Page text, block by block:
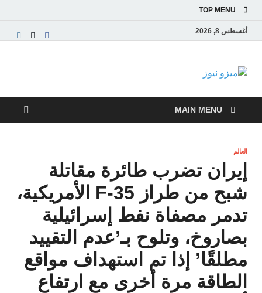
TOP MENU
أغسطس 8, 2026
ميزو نيوز
والاقتصادية
MAIN MENU
العالم
إيران تضرب طائرة مقاتلة
شبح من طراز F-35 الأمريكية،
تدمر مصفاة نفط إسرائيلية
بصاروخ، وتلوح بـ’عدم التقييد
مطلقًا’ إذا تم استهداف مواقع
الطاقة مرة أخرى مع ارتفاع